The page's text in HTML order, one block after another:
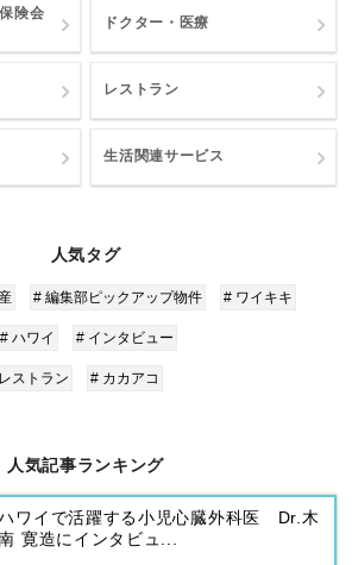
険会
ドクター・医療
レストラン
生活関連サービス
人気タグ
# 編集部ピックアップ物件 # ワイキキ
# ハワイ # インタビュー
ストラン # カカアコ
人気記事ランキング
ワイで活躍する小児心臓外科医 Dr.木
寛造にインタビュ...